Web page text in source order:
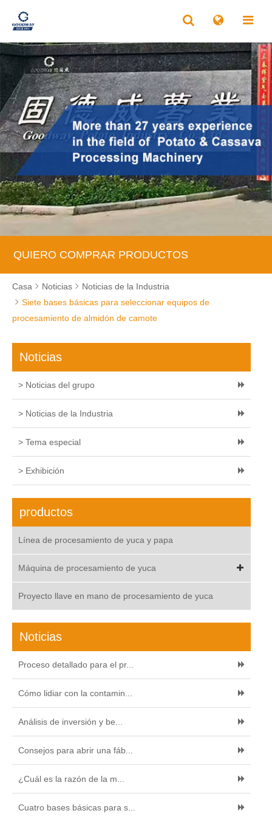
QUIERO COMPRAR PRODUCTOS
Casa Noticias
Noticias de la Industria
Siete bases básicas para seleccionar equipos de
procesamiento de almidón de camote
Noticias
> Noticias del grupo
> Noticias de la Industria
> Tema especial
> Exhibición
productos
Línea de procesamiento de yuca y papa
Máquina de procesamiento de yuca
Proyecto llave en mano de procesamiento de yuca
Noticias
Proceso detallado para el pr...
Cómo lidiar con la contamin...
Análisis de inversión y be...
Consejos para abrir una fáb...
¿Cuál es la razón de la m...
Cuatro bases básicas para s...